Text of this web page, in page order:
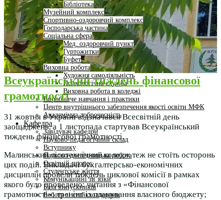
Бібліотека
Музейний комплекс
Спортивно-оздоровчий комплекс
Господарська частина
Соціальна сфера
Мед. оздоровчий пункт
Гуртожитки
Буфет
Виховна робота
Художня самодіяльність
Психологічна служба
Виховна робота в коледжі
Виробниче навчання і практики
Центр внутрішнього забезпечення якості освіти МФК
Академічна доброчесність
Кафедра
Завідувач кафедри
Науково-педагогічний склад
Вступнику
Науково-дослідницька робота
Освітній процес
Студентське життя
Комунікаційні зв’язки
База випускників
Робота зі стейкхолдерами
Всеукраїнський тиждень фінансової
грамотності
31 жовтня в Україні відзначався Всесвітній день
заощаджень, а 1 листопада стартував Всеукраїнський
тиждень фінансової грамотності.
Малинський лісотехнічний коледж теж не стоїть осторонь
цих подій. Викладачі бухгалтерсько-економічних
дисциплін провели тиждень циклової комісії в рамках
якого було проведено: читання з «Фінансової
грамотності»; тренінг із планування власного бюджету;